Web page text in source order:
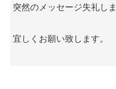
突然のメッセージ失礼しま
宜しくお願い致します。